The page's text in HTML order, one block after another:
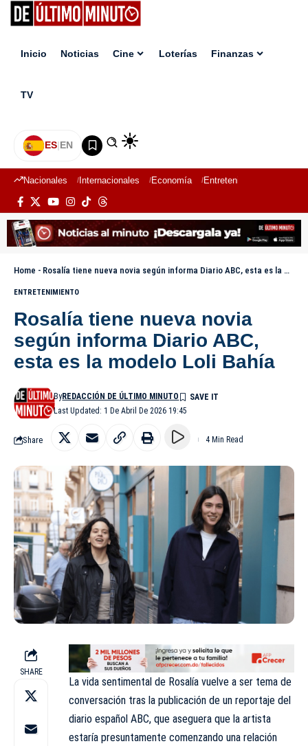
Inicio Noticias Cine Loterías Finanzas
TV
ES|EN
Nacionales Internacionales Economía Entretenimiento
Home - Rosalía tiene nueva novia según informa Diario ABC, esta es la modelo Loli Bahía
ENTRETENIMIENTO
Rosalía tiene nueva novia
según informa Diario ABC,
esta es la modelo Loli Bahía
Last Updated: 1 De Abril De 2026 19:45
ByREDACCIÓN DE ÚLTIMO MINUTO
Share 4 Min Read
SHARE
La vida sentimental de Rosalía vuelve a ser tema de
conversación tras la publicación de un reportaje del
diario español ABC, que aseguera que la artista
estaría presuntamente comenzando una relación